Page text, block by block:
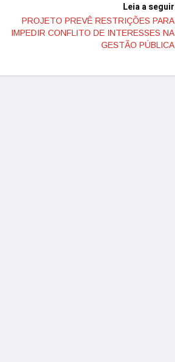
Leia a seguir
PROJETO PREVÊ RESTRIÇÕES PARA
IMPEDIR CONFLITO DE INTERESSES NA
GESTÃO PÚBLICA